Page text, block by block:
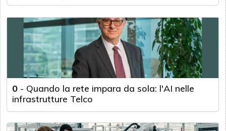
0 - Quando la rete impara da sola: l'AI nelle
infrastrutture Telco